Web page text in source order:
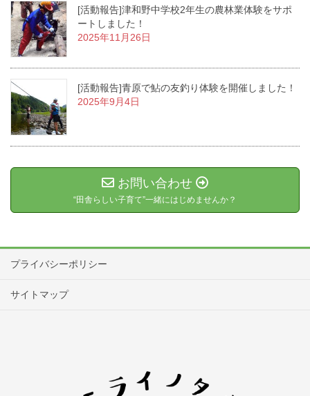
[活動報告]津和野中学校2年生の農林業体験をサポ
ートしました！
2025年11月26日
[活動報告]青原で鮎の友釣り体験を開催しました！
2025年9月4日
お問い合わせ
“田舎らしい子育て”一緒にはじめませんか？
プライバシーポリシー
サイトマップ